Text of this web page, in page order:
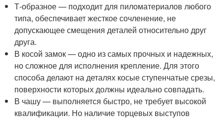
Т-образное — подходит для пиломатериалов любого
типа, обеспечивает жесткое сочленение, не
допускающее смещения деталей относительно друг
друга.
В косой замок — одно из самых прочных и надежных,
но сложное для исполнения крепление. Для этого
способа делают на деталях косые ступенчатые срезы,
поверхности которых должны идеально совпадать.
В чашу — выполняется быстро, не требует высокой
квалификации. Но наличие торцевых выступов